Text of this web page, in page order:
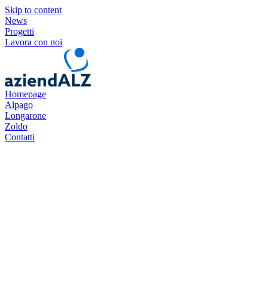
Skip to content
News
Progetti
Lavora con noi
Homepage
Alpago
Longarone
Zoldo
Contatti